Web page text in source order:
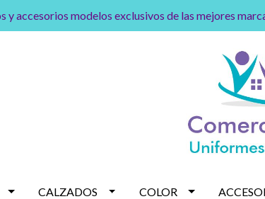
y accesorios modelos exclusivos de las mejores
CALZADOS COLOR